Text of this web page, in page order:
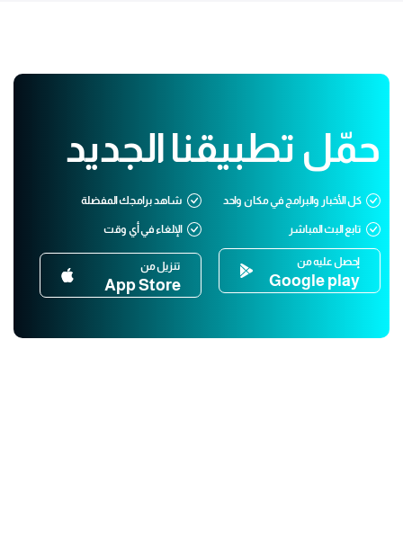
حمّل تطبيقنا الجديد
كل الأخبار والبرامج في مكان واحد شاهد برامجك المفضلة
تابع البث المباشر الإلغاء في أي وقت
إحصل عليه من
Google play
تنزيل من
App Store